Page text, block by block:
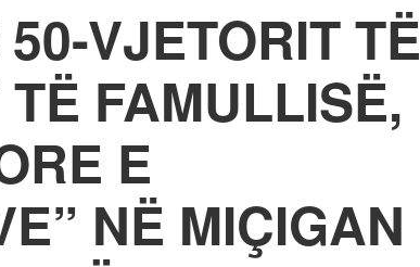
VJETORIT TË
FAMULLISË,
E
NË MIÇIGAN